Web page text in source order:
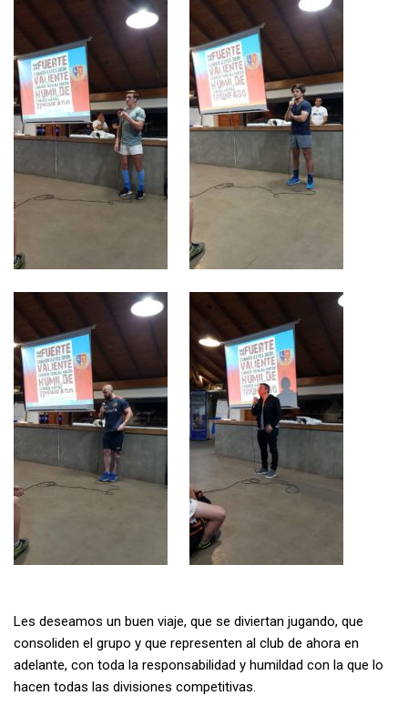
Les deseamos un buen viaje, que se diviertan jugando, que
consoliden el grupo y que representen al club de ahora en
adelante, con toda la responsabilidad y humildad con la que lo
hacen todas las divisiones competitivas.